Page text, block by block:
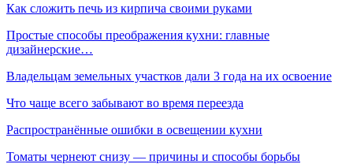
Как сложить печь из кирпича своими руками
Простые способы преображения кухни: главные
дизайнерские…
Владельцам земельных участков дали 3 года на их освоение
Что чаще всего забывают во время переезда
Распространённые ошибки в освещении кухни
Томаты чернеют снизу — причины и способы борьбы